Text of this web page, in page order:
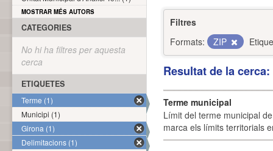
Filtres
Formats:
ZIP
Resultat de la
Terme municipal
Límit del terme municipal
marca els límits territorials
MOSTRAR MÉS AUTORS
CATEGORIES
No hi ha filtres per aquesta
cerca
ETIQUETES
Terme (1)
Municipi (1)
Girona (1)
Delimitacions (1)